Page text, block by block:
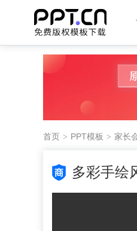
首页 PPT模板 家长
多彩手绘